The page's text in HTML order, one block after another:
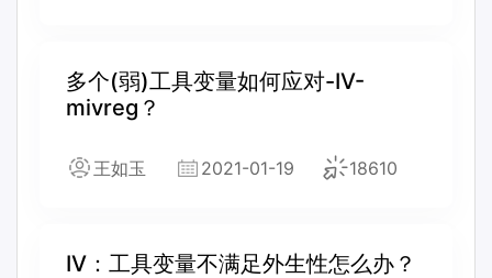
多个(弱)工具变量如何应对-IV-
mivreg？
王如玉 2021-01-19 18610
IV：工具变量不满足外生性怎么办？